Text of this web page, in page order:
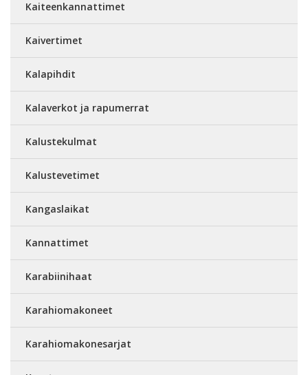
Kaiteenkannattimet
Kaivertimet
Kalapihdit
Kalaverkot ja rapumerrat
Kalustekulmat
Kalustevetimet
Kangaslaikat
Kannattimet
Karabiinihaat
Karahiomakoneet
Karahiomakonesarjat